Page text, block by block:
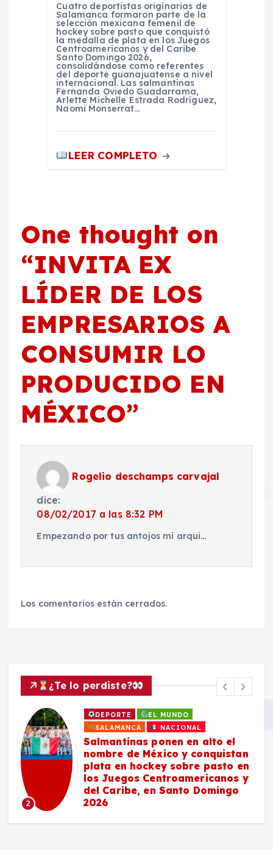
Cuatro deportistas originarias de
Salamanca formaron parte de la
selección mexicana femenil de
hockey sobre pasto que conquistó
la medalla de plata en los Juegos
Centroamericanos y del Caribe
Santo Domingo 2026,
consolidándose como referentes
del deporte guanajuatense a nivel
internacional. Las salmantinas
Fernanda Oviedo Guadarrama,
Arlette Michelle Estrada Rodríguez,
Naomi Monserrat…
LEER COMPLETO
One thought on
“INVITA EX
LÍDER DE LOS
EMPRESARIOS A
CONSUMIR LO
PRODUCIDO EN
MÉXICO”
Rogelio deschamps carvajal
dice:
08/02/2017 a las 8:32 PM
Empezando por tus antojos mi arqui…
Los comentarios están cerrados.
¿Te lo perdiste?
2
DEPORTE
EL MUNDO
SALAMANCA
NACIONAL
Salmantinas ponen en alto el
nombre de México y conquistan
plata en hockey sobre pasto en
los Juegos Centroamericanos y
del Caribe, en Santo Domingo
2026